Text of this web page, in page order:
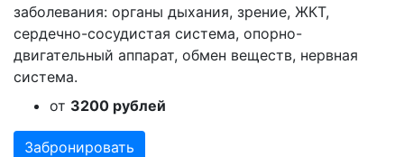
заболевания: органы дыхания, зрение, ЖКТ,
сердечно-сосудистая система, опорно-
двигательный аппарат, обмен веществ, нервная
система.
от 3200 рублей
Забронировать